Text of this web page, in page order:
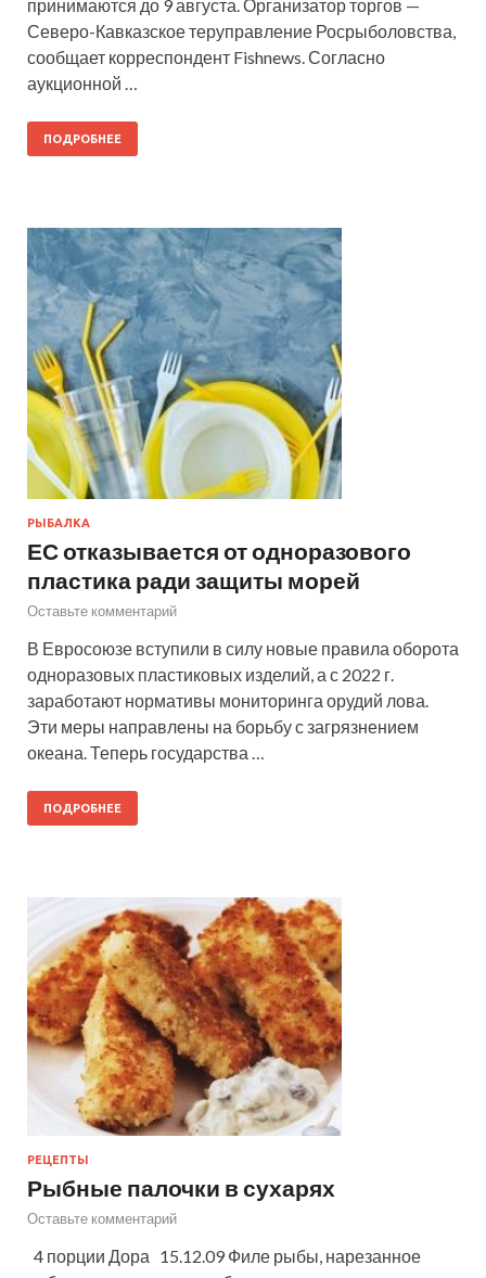
принимаются до 9 августа. Организатор торгов —
Северо-Кавказское теруправление Росрыболовства,
сообщает корреспондент Fishnews. Согласно
аукционной …
ПОДРОБНЕЕ
РЫБАЛКА
ЕС отказывается от одноразового
пластика ради защиты морей
Оставьте комментарий
В Евросоюзе вступили в силу новые правила оборота
одноразовых пластиковых изделий, а с 2022 г.
заработают нормативы мониторинга орудий лова.
Эти меры направлены на борьбу с загрязнением
океана. Теперь государства …
ПОДРОБНЕЕ
РЕЦЕПТЫ
Рыбные палочки в сухарях
Оставьте комментарий
4 порции Дора 15.12.09 Филе рыбы, нарезанное